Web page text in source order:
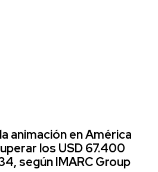
animación en América
los USD 67.400
según IMARC Group